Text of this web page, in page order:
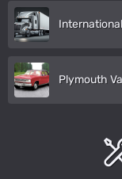
Plymouth